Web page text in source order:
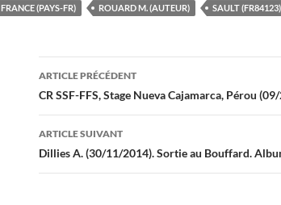
FRANCE (PAYS-FR) ROUARD M. (AUTEUR) SAULT (FR84123)
Navigation
des
articles
ARTICLE PRÉCÉDENT
CR SSF-FFS, Stage Nueva Cajamarca, Pérou
ARTICLE SUIVANT
Dillies A. (30/11/2014). Sortie au Bouffard.